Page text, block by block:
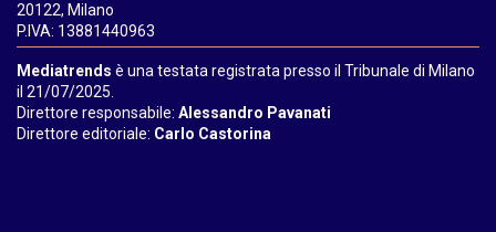
20122, Milano
P.IVA: 13881440963
Mediatrends è una testata registrata presso il Tribunale di Milano
il 21/07/2025.
Direttore responsabile: Alessandro Pavanati
Direttore editoriale: Carlo Castorina